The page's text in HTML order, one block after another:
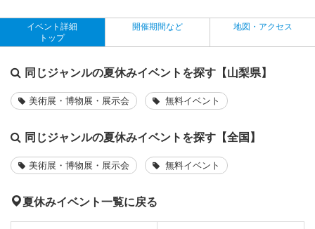
イベント詳細
トップ
開催期間など 地図・アクセス
同じジャンルの夏休みイベントを探す【山梨県】
美術展・博物展・展示会 無料イベント
同じジャンルの夏休みイベントを探す【全国】
美術展・博物展・展示会 無料イベント
夏休みイベント一覧に戻る